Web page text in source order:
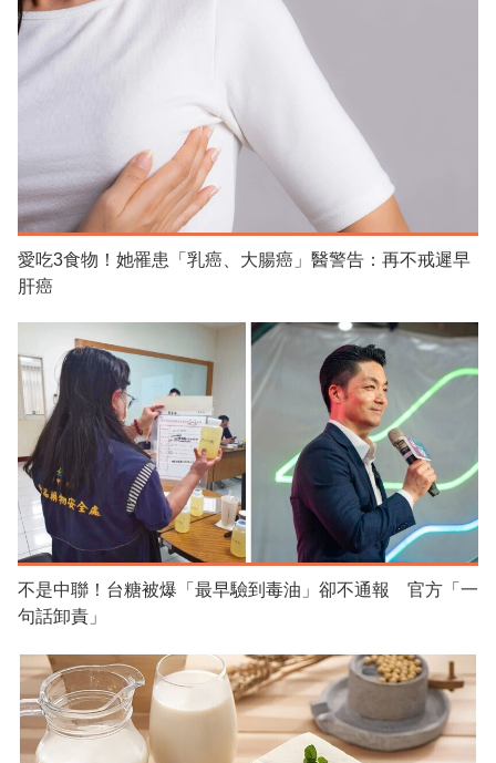
愛吃3食物！她罹患「乳癌、大腸癌」醫警告：再不戒遲早
肝癌
不是中聯！台糖被爆「最早驗到毒油」卻不通報 官方「一
句話卸責」